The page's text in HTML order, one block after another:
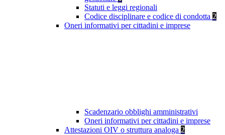
Statuti e leggi regionali
Codice disciplinare e codice di condotta 2
Oneri informativi per cittadini e imprese
Scadenzario obblighi amministrativi
Oneri informativi per cittadini e imprese
Attestazioni OIV o struttura analoga 2